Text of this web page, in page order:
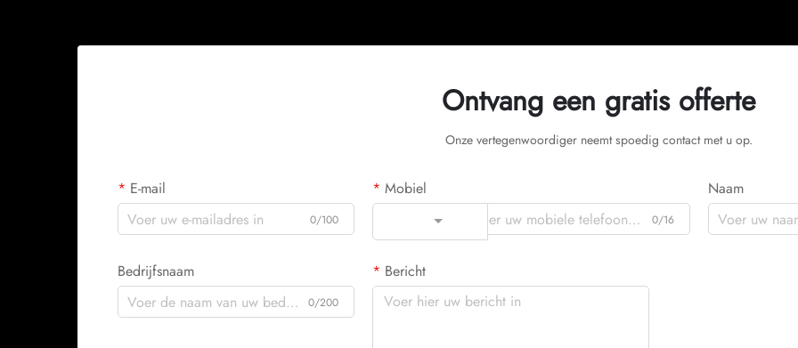
Ontvang een gratis offerte
Onze vertegenwoordiger neemt spoedig contact met u op.
E-mail
0/100
Mobiel
0/16
Naam
Bedrijfsnaam
0/200
Bericht